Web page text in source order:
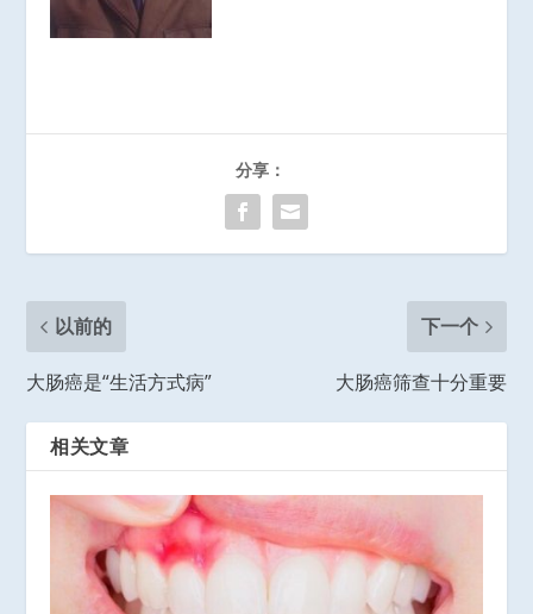
分享：
以前的
大肠癌是“生活方式病”
下一个
大肠癌筛查十分重要
相关文章